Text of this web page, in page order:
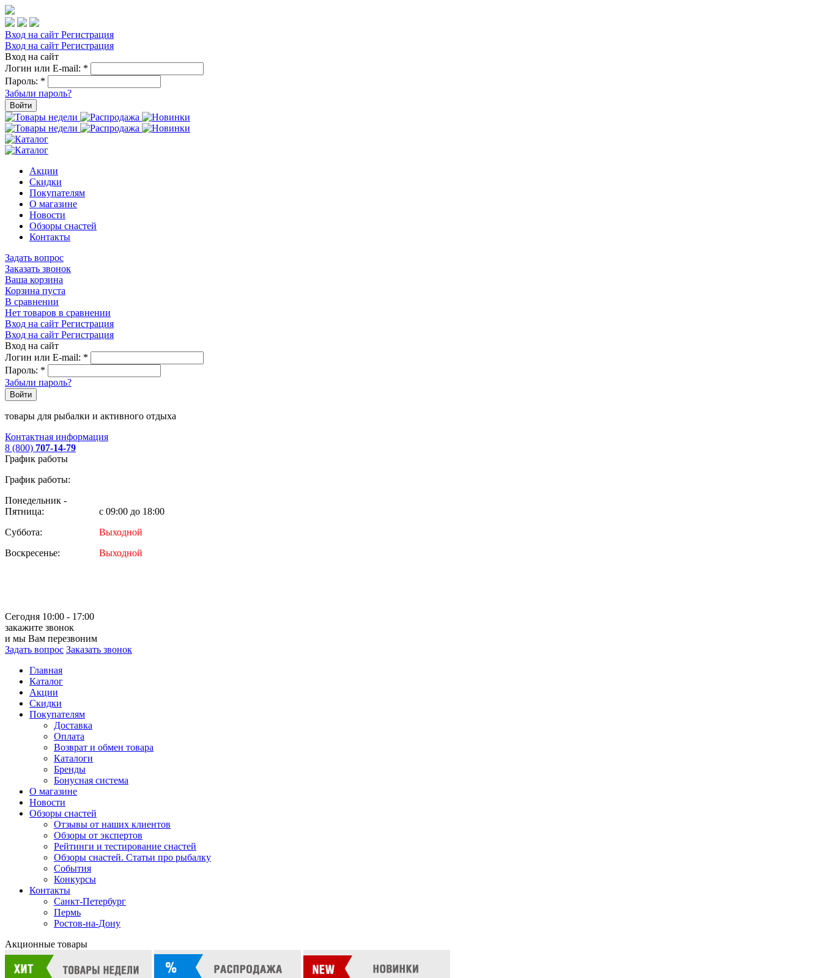
Вход на сайт Регистрация
Вход на сайт Регистрация
Вход на сайт
Логин или E-mail: *
Пароль: *
Забыли пароль?
Войти
Акции
Скидки
Покупателям
О магазине
Новости
Обзоры снастей
Контакты
Задать вопрос
Заказать звонок
Ваша корзина
Корзина пуста
В сравнении
Нет товаров в сравнении
Вход на сайт Регистрация
Вход на сайт Регистрация
Вход на сайт
Логин или E-mail: *
Пароль: *
Забыли пароль?
Войти
товары для рыбалки и активного отдыха
Контактная информация
8 (800) 707-14-79
График работы
График работы:
Понедельник -
Пятница:
с 09:00 до 18:00
Суббота:
Выходной
Воскресенье:
Выходной
Сегодня 10:00 - 17:00
закажите звонок
и мы Вам перезвоним
Задать вопрос Заказать звонок
Главная
Каталог
Акции
Скидки
Покупателям
Доставка
Оплата
Возврат и обмен товара
Каталоги
Бренды
Бонусная система
О магазине
Новости
Обзоры снастей
Отзывы от наших клиентов
Обзоры от экспертов
Рейтинги и тестирование снастей
Обзоры снастей. Статьи про рыбалку
События
Конкурсы
Контакты
Санкт-Петербург
Пермь
Ростов-на-Дону
Акционные товары